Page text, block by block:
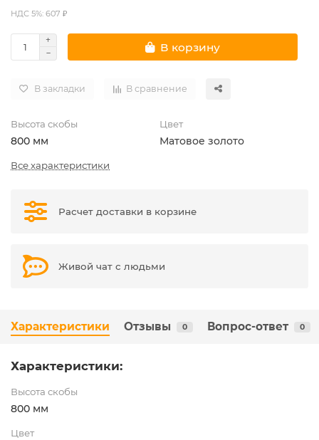
НДС 5%: 607 ₽
В корзину
В закладки В сравнение
Высота скобы
800 мм
Цвет
Матовое золото
Все характеристики
Расчет доставки в корзине
Живой чат с людьми
Характеристики Отзывы 0 Вопрос-ответ 0
Характеристики:
Высота скобы
800 мм
Цвет